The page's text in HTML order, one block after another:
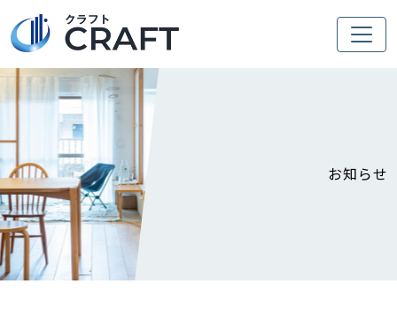
お知らせ